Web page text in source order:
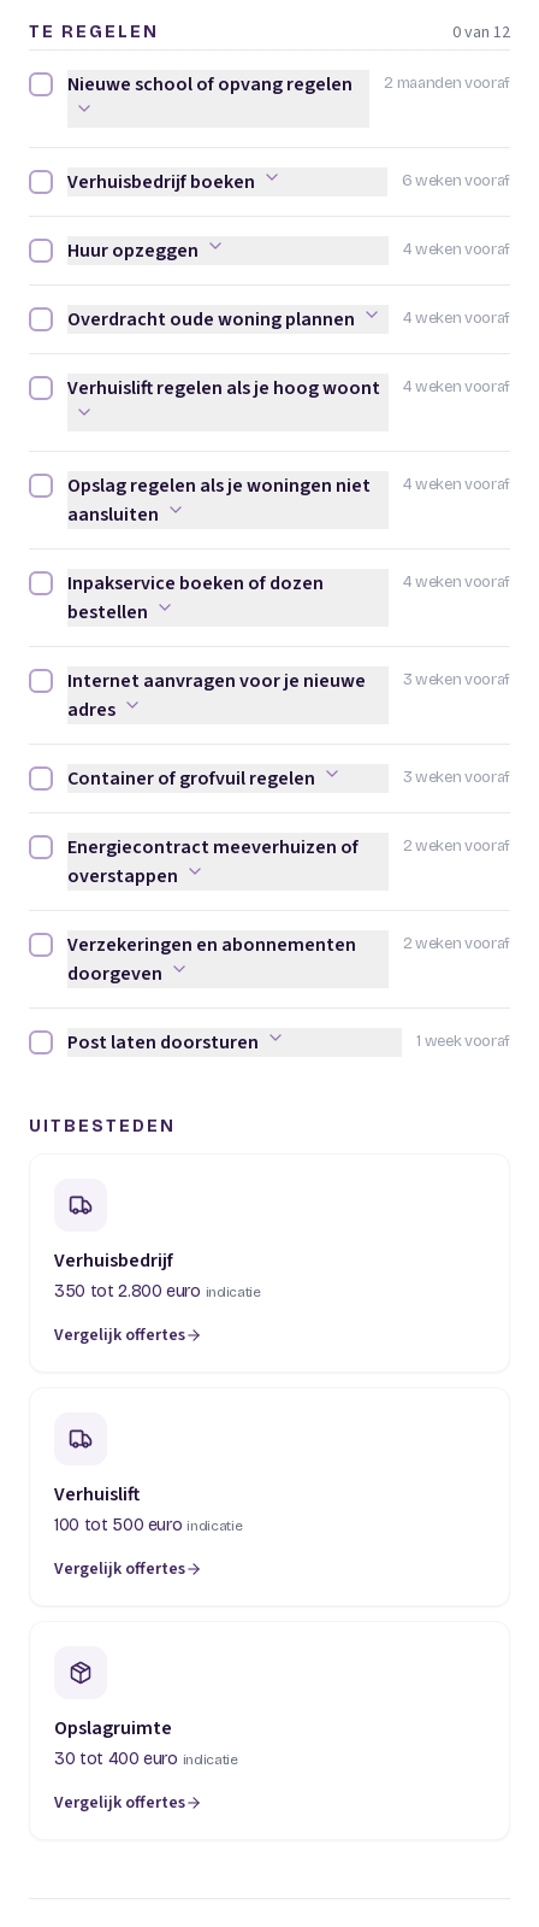
TE REGELEN 0 van 12
2 maanden vooraf
Nieuwe school of opvang regelen afvinken
Nieuwe school of opvang regelen
6 weken vooraf
Verhuisbedrijf boeken afvinken
Verhuisbedrijf boeken
4 weken vooraf
Huur opzeggen afvinken
Huur opzeggen
4 weken vooraf
Overdracht oude woning plannen afvinken
Overdracht oude woning plannen
4 weken vooraf
Verhuislift regelen als je hoog woont afvinken
Verhuislift regelen als je hoog woont
4 weken vooraf
Opslag regelen als je woningen niet aansluiten afvinken
Opslag regelen als je woningen niet
aansluiten
4 weken vooraf
Inpakservice boeken of dozen bestellen afvinken
Inpakservice boeken of dozen
bestellen
3 weken vooraf
Internet aanvragen voor je nieuwe adres afvinken
Internet aanvragen voor je nieuwe
adres
3 weken vooraf
Container of grofvuil regelen afvinken
Container of grofvuil regelen
2 weken vooraf
Energiecontract meeverhuizen of overstappen afvinken
Energiecontract meeverhuizen of
overstappen
2 weken vooraf
Verzekeringen en abonnementen doorgeven afvinken
Verzekeringen en abonnementen
doorgeven
1 week vooraf
Post laten doorsturen afvinken
Post laten doorsturen
UITBESTEDEN
Verhuisbedrijf
350 tot 2.800 euro indicatie
Vergelijk offertes
(opent in een nieuw tabblad)
Verhuislift
100 tot 500 euro indicatie
Vergelijk offertes
(opent in een nieuw tabblad)
Opslagruimte
30 tot 400 euro indicatie
Vergelijk offertes
(opent in een nieuw tabblad)